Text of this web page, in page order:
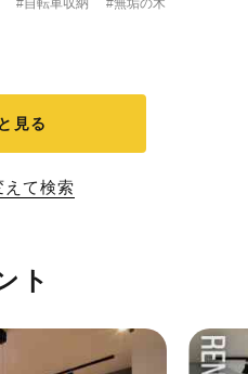
#自転車収納
#無垢の木
見る
えて検索
ト